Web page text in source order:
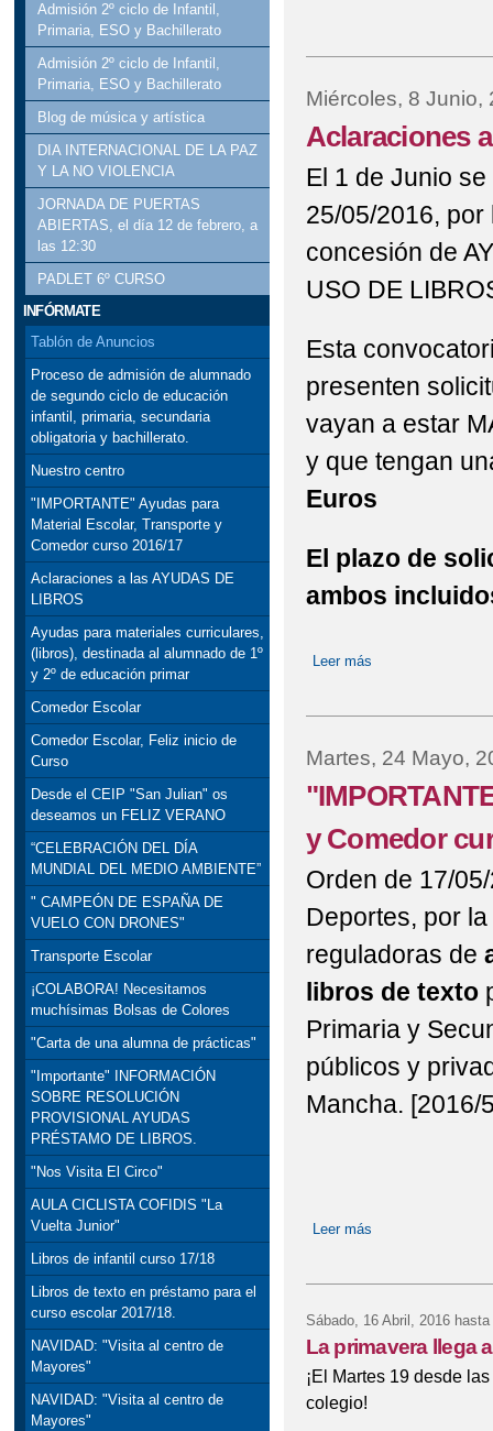
Admisión 2º ciclo de Infantil,
Primaria, ESO y Bachillerato
Admisión 2º ciclo de Infantil,
Primaria, ESO y Bachillerato
Blog de música y artística
DIA INTERNACIONAL DE LA PAZ
Y LA NO VIOLENCIA
JORNADA DE PUERTAS
ABIERTAS, el día 12 de febrero, a
las 12:30
PADLET 6º CURSO
INFÓRMATE
Tablón de Anuncios
Proceso de admisión de alumnado
de segundo ciclo de educación
infantil, primaria, secundaria
obligatoria y bachillerato.
Nuestro centro
"IMPORTANTE" Ayudas para
Material Escolar, Transporte y
Comedor curso 2016/17
Aclaraciones a las AYUDAS DE
LIBROS
Ayudas para materiales curriculares,
(libros), destinada al alumnado de 1º
y 2º de educación primar
Comedor Escolar
Comedor Escolar, Feliz inicio de
Curso
Desde el CEIP "San Julian" os
deseamos un FELIZ VERANO
“CELEBRACIÓN DEL DÍA
MUNDIAL DEL MEDIO AMBIENTE”
" CAMPEÓN DE ESPAÑA DE
VUELO CON DRONES"
Transporte Escolar
¡COLABORA! Necesitamos
muchísimas Bolsas de Colores
"Carta de una alumna de prácticas"
"Importante" INFORMACIÓN
SOBRE RESOLUCIÓN
PROVISIONAL AYUDAS
PRÉSTAMO DE LIBROS.
"Nos Visita El Circo"
AULA CICLISTA COFIDIS "La
Vuelta Junior"
Libros de infantil curso 17/18
Libros de texto en préstamo para el
curso escolar 2017/18.
NAVIDAD: "Visita al centro de
Mayores"
NAVIDAD: "Visita al centro de
Mayores"
Miércoles, 8 Junio,
Aclaraciones
El 1 de Junio
25/05/2016,
concesión de
USO DE
Esta
presenten
vayan a estar
y que tengan
Euros
El plazo de
ambos
Leer más
Martes, 24 Mayo,
y Comedor
Orden de 17/
Deportes, por
reguladoras de
libros de texto
Primaria y
públicos y
Mancha. [2016/
Leer más
Sábado, 16 Abril, 2016
La primavera llega
¡El Martes 19 desde
colegio!